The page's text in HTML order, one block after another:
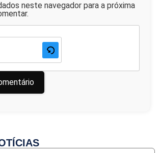
neste navegador para a próxima